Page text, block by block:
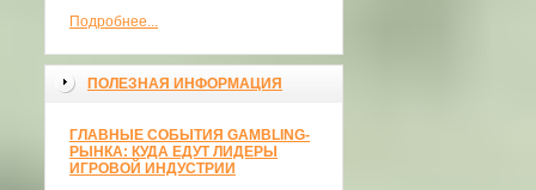
Подробнее...
ПОЛЕЗНАЯ ИНФОРМАЦИЯ
ГЛАВНЫЕ СОБЫТИЯ GAMBLING-
РЫНКА: КУДА ЕДУТ ЛИДЕРЫ
ИГРОВОЙ ИНДУСТРИИ